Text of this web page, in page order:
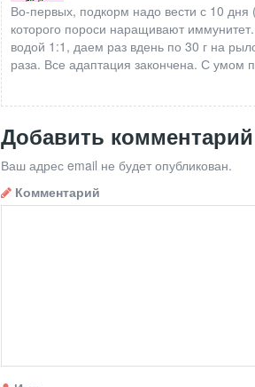
Во-первых, подкорм надо вести с 10
которого пороси наращивают
водой 1:1, даем раз вдень по 30 г на
раза. Все адаптация закончена. С умом
Добавить комментарий
Ваш адрес email не будет опубликован.
Комментарий